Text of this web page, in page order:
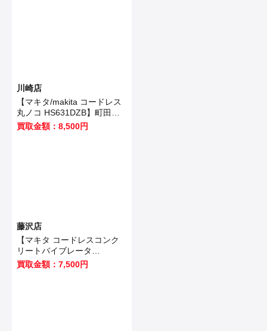
川崎店
【マキタ/makita コードレス
丸ノコ HS631DZB】町田市
のお客様から買取いたしまし
買取金額：8,500円
藤沢店
【マキタ コードレスコンク
リートバイブレータ
VR350DZ 】藤沢市のお客様
から買取させていただきまし
買取金額：7,500円